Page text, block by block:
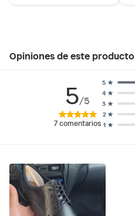
Opiniones de este producto
5/5
7comentarios 1
2
3
4
5